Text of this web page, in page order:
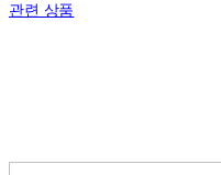
관련 상품